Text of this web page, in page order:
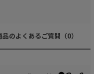
品のよくあるご質問 （0）